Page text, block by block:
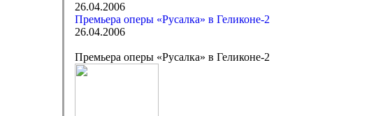
26.04.2006
Премьера оперы «Русалка» в Геликоне-2
26.04.2006
Премьера оперы «Русалка» в Геликоне-2